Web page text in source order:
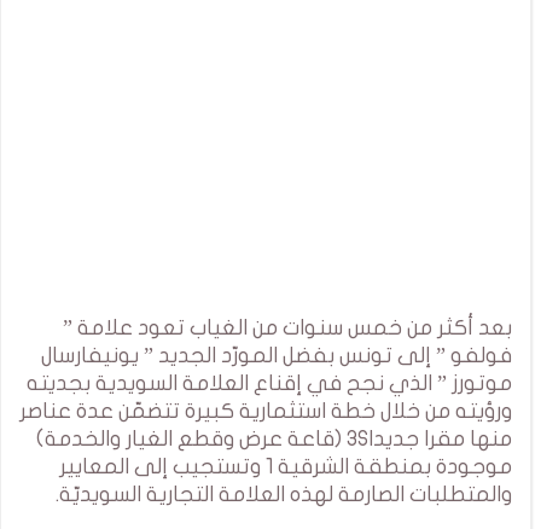
بعد أكثر من خمس سنوات من الغياب تعود علامة ”
فولفو ” إلى تونس بفضل المورّد الجديد ” يونيفارسال
موتورز ” الذي نجح في إقناع العلامة السويدية بجديته
ورؤيته من خلال خطة استثمارية كبيرة تتضمّن عدة عناصر
منها مقرا جديدا3S (قاعة عرض وقطع الغيار والخدمة)
موجودة بمنطقة الشرقية 1 وتستجيب إلى المعايير
والمتطلبات الصارمة لهذه العلامة التجارية السويديّة.